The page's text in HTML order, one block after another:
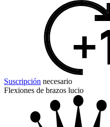
Suscripción necesario
Flexiones de brazos lucio